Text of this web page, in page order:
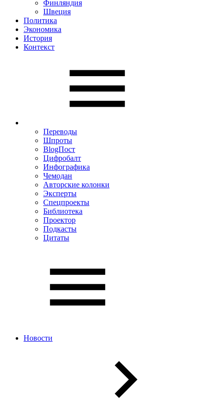
Финляндия
Швеция
Политика
Экономика
История
Контекст
Переводы
Шпроты
BlogПост
Цифробалт
Инфографика
Чемодан
Авторские колонки
Эксперты
Спецпроекты
Библиотека
Проектор
Подкасты
Цитаты
Новости